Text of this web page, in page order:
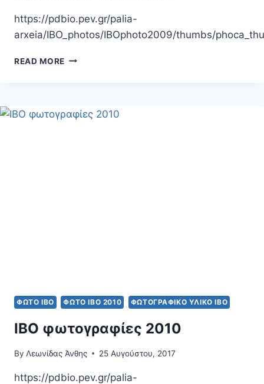
https://pdbio.pev.gr/palia-
arxeia/IBO_photos/IBOphoto2009/thumbs/
READ MORE ΙΒΟ
ΦΩΤΟ IBO ΦΩΤΟ ΙΒΟ 2010 ΦΩΤΟΓΡΑΦΙΚΌ ΥΛΙΚΌ ΙΒΟ
IBO φωτογραφίες 2010
By Λεωνίδας Άνθης 25 Αυγούστου, 2017
https://pdbio.pev.gr/palia-